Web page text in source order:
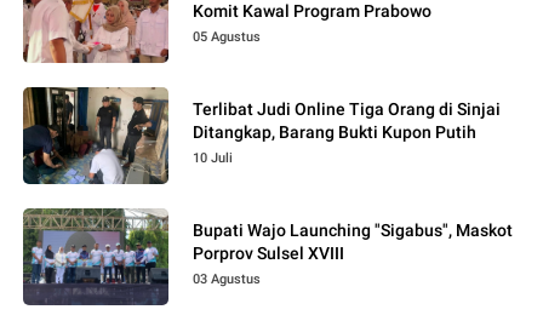
Komit Kawal Program Prabowo
05 Agustus
Terlibat Judi Online Tiga Orang di Sinjai
Ditangkap, Barang Bukti Kupon Putih
10 Juli
Bupati Wajo Launching "Sigabus", Maskot
Porprov Sulsel XVIII
03 Agustus